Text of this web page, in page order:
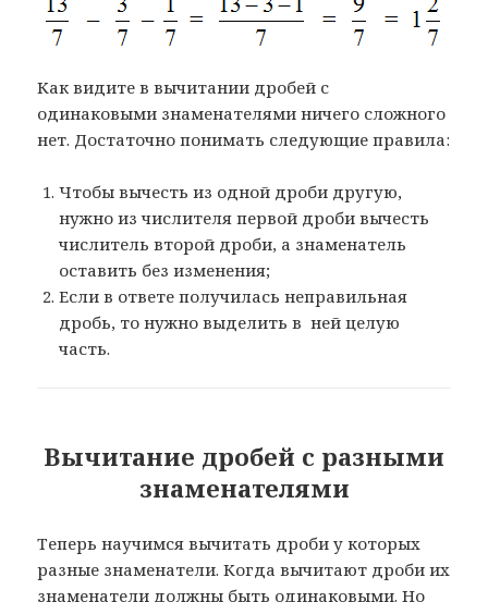
Как видите в вычитании дробей с
одинаковыми знаменателями ничего сложного
нет. Достаточно понимать следующие правила:
Чтобы вычесть из одной дроби другую,
нужно из числителя первой дроби вычесть
числитель второй дроби, а знаменатель
оставить без изменения;
Если в ответе получилась неправильная
дробь, то нужно выделить в ней целую
часть.
Вычитание дробей с разными
знаменателями
Теперь научимся вычитать дроби у которых
разные знаменатели. Когда вычитают дроби их
знаменатели должны быть одинаковыми. Но